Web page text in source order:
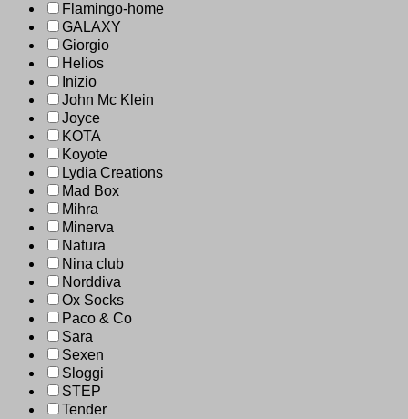
Flamingo-home
GALAXY
Giorgio
Helios
Inizio
John Mc Klein
Joyce
KOTA
Koyote
Lydia Creations
Mad Box
Mihra
Minerva
Natura
Nina club
Norddiva
Ox Socks
Paco & Co
Sara
Sexen
Sloggi
STEP
Tender